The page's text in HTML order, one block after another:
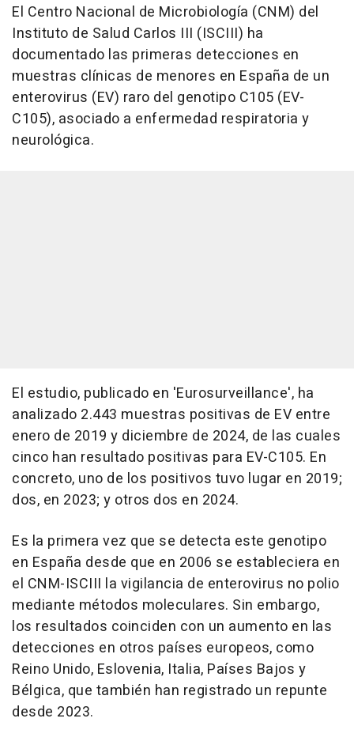
El Centro Nacional de Microbiología (CNM) del
Instituto de Salud Carlos III (ISCIII) ha
documentado las primeras detecciones en
muestras clínicas de menores en España de un
enterovirus (EV) raro del genotipo C105 (EV-
C105), asociado a enfermedad respiratoria y
neurológica.
El estudio, publicado en 'Eurosurveillance', ha
analizado 2.443 muestras positivas de EV entre
enero de 2019 y diciembre de 2024, de las cuales
cinco han resultado positivas para EV-C105. En
concreto, uno de los positivos tuvo lugar en 2019;
dos, en 2023; y otros dos en 2024.
Es la primera vez que se detecta este genotipo
en España desde que en 2006 se estableciera en
el CNM-ISCIII la vigilancia de enterovirus no polio
mediante métodos moleculares. Sin embargo,
los resultados coinciden con un aumento en las
detecciones en otros países europeos, como
Reino Unido, Eslovenia, Italia, Países Bajos y
Bélgica, que también han registrado un repunte
desde 2023.